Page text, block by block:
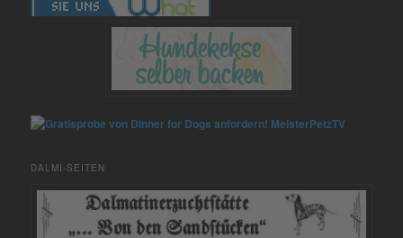
MeisterPetzTV
DALMI-SEITEN